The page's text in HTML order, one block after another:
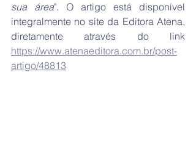
sua área". O artigo está disponível
integralmente no site da Editora Atena,
https://www.atenaeditora.com.br/post-
artigo/48813